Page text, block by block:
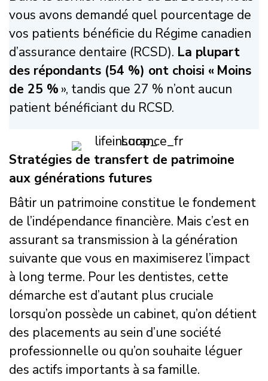
vous avons demandé quel pourcentage de
vos patients bénéficie du Régime canadien
d’assurance dentaire (RCSD). La plupart
des répondants (54 %) ont choisi « Moins
de 25 % », tandis que 27 % n’ont aucun
patient bénéficiant du RCSD.
Stratégies de transfert de patrimoine
aux générations futures
Bâtir un patrimoine constitue le fondement
de l’indépendance financière. Mais c’est en
assurant sa transmission à la génération
suivante que vous en maximiserez l’impact
à long terme. Pour les dentistes, cette
démarche est d’autant plus cruciale
lorsqu’on possède un cabinet, qu’on détient
des placements au sein d’une société
professionnelle ou qu’on souhaite léguer
des actifs importants à sa famille.